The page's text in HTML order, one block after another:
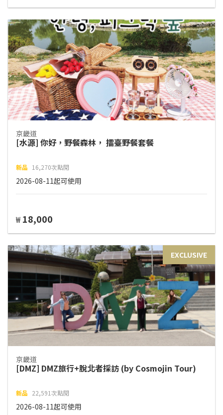
京畿道
[水源] 你好，野餐森林， 擂臺野餐套餐
新品 16,270次點閱
2026-08-11起可使用
₩ 18,000
EXCLUSIVE
京畿道
[DMZ] DMZ旅行+脫北者採訪 (by Cosmojin Tour)
新品 22,591次點閱
2026-08-11起可使用